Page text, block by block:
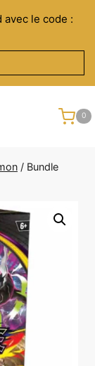
avec le code :
0
/ Bundle